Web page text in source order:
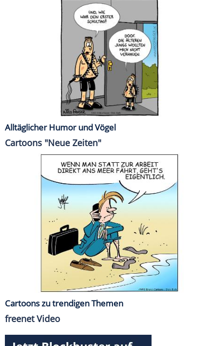
Alltäglicher Humor und Vögel
Cartoons "Neue Zeiten"
Cartoons zu trendigen Themen
freenet Video